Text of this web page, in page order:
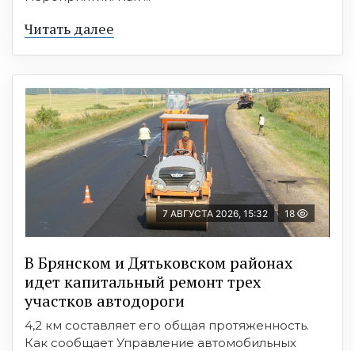
Читать далее
7 АВГУСТА 2026, 15:32 18
В Брянском и Дятьковском районах
идет капитальный ремонт трех
участков автодороги
4,2 км составляет его общая протяженность.
Как сообщает Управление автомобильных